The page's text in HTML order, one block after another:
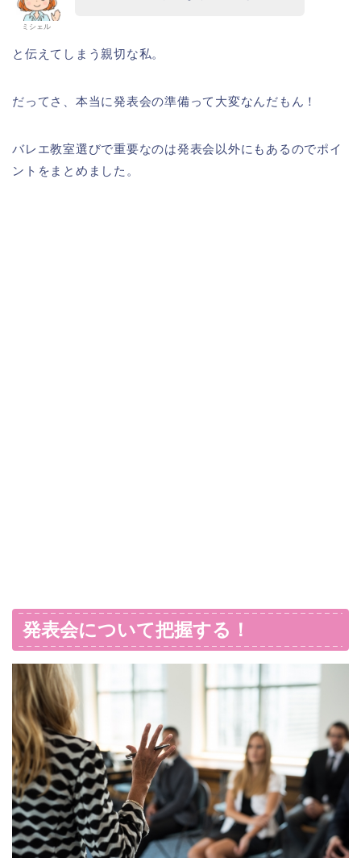
ミシェル
と伝えてしまう親切な私。
だってさ、本当に発表会の準備って大変なんだもん！
バレエ教室選びで重要なのは発表会以外にもあるのでポイ
ントをまとめました。
発表会について把握する！